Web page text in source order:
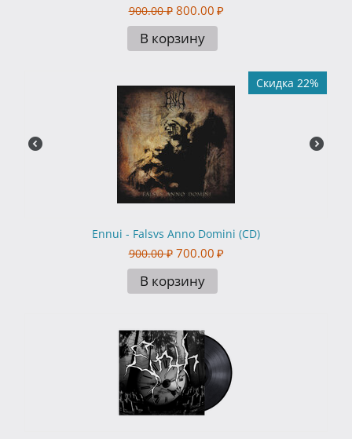
900.00 ₽ 800.00 ₽
В корзину
Скидка 22%
Ennui - Falsvs Anno Domini (CD)
900.00 ₽ 700.00 ₽
В корзину